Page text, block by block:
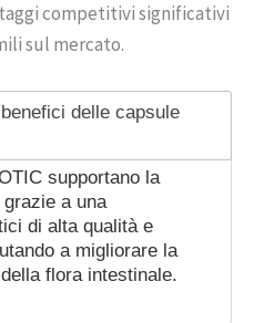
competitivi significativi
sul mercato.
delle capsule
supportano la
a una
di alta qualità e
a migliorare la
flora intestinale.